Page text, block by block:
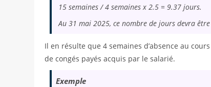
15 semaines / 4 semaines x 2.5 = 9.37 jours.
Au 31 mai 2025, ce nombre de jours devra
Il en résulte que 4 semaines d’absence au
de congés payés acquis par le salarié.
Exemple